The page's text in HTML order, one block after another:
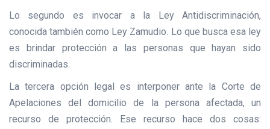
Lo segundo es invocar a la Ley Antidiscriminación,
conocida también como Ley Zamudio. Lo que busca esa ley
es brindar protección a las personas que hayan sido
discriminadas.
La tercera opción legal es interponer ante la Corte de
Apelaciones del domicilio de la persona afectada, un
recurso de protección. Ese recurso hace dos cosas: